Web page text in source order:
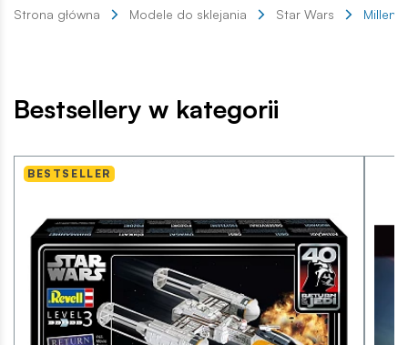
Strona główna Modele do sklejania Star Wars
Bestsellery w kategorii
BESTSELLER